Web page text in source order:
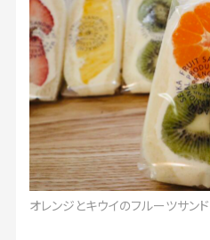
オレンジとキウイのフルーツサンド